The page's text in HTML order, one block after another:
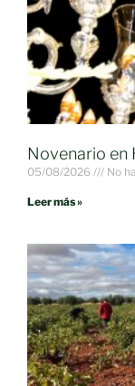
Novenario en
05/08/2026 No
Leer más »